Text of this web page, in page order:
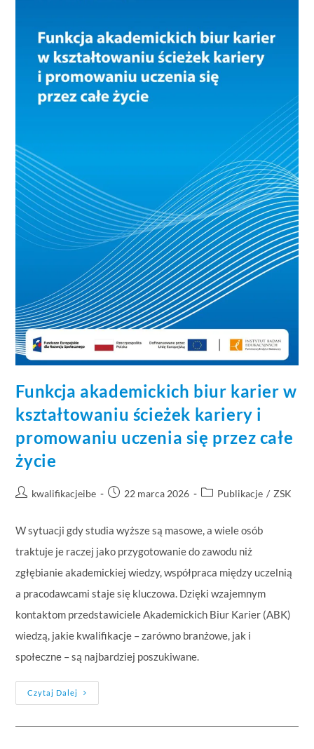
Funkcja akademickich biur karier w
kształtowaniu ścieżek kariery i
promowaniu uczenia się przez całe
życie
kwalifikacjeibe 22 marca 2026 Publikacje / ZSK
W sytuacji gdy studia wyższe są masowe, a wiele osób
traktuje je raczej jako przygotowanie do zawodu niż
zgłębianie akademickiej wiedzy, współpraca między uczelnią
a pracodawcami staje się kluczowa. Dzięki wzajemnym
kontaktom przedstawiciele Akademickich Biur Karier (ABK)
wiedzą, jakie kwalifikacje – zarówno branżowe, jak i
społeczne – są najbardziej poszukiwane.
Czytaj Dalej